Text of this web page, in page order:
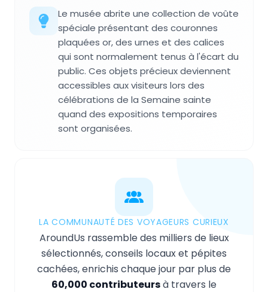
Le musée abrite une collection de voûte
spéciale présentant des couronnes
plaquées or, des urnes et des calices
qui sont normalement tenus à l'écart du
public. Ces objets précieux deviennent
accessibles aux visiteurs lors des
célébrations de la Semaine sainte
quand des expositions temporaires
sont organisées.
LA COMMUNAUTÉ DES VOYAGEURS CURIEUX
AroundUs rassemble des milliers de lieux
sélectionnés, conseils locaux et pépites
cachées, enrichis chaque jour par plus de
60,000 contributeursà travers le